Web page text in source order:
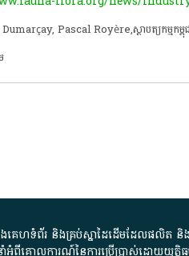
Pascal Royère,ស្ថាបត្យកម្មក
ង​គេហទំព័រ និង​គ្រប់​ស្នា​ដៃ​ដើម​ដែល​ផលិត​ និ
អំពី​គោលការណ៍​នៃ​ការ​ប្រើប្រាស់​ដោយ​យុត្តិ